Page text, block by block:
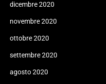
dicembre 2020
novembre 2020
ottobre 2020
settembre 2020
agosto 2020